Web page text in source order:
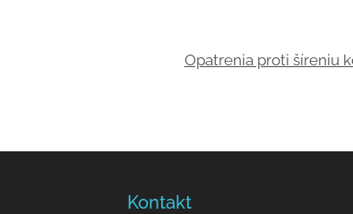
Opatrenia proti šíreniu
Kontakt